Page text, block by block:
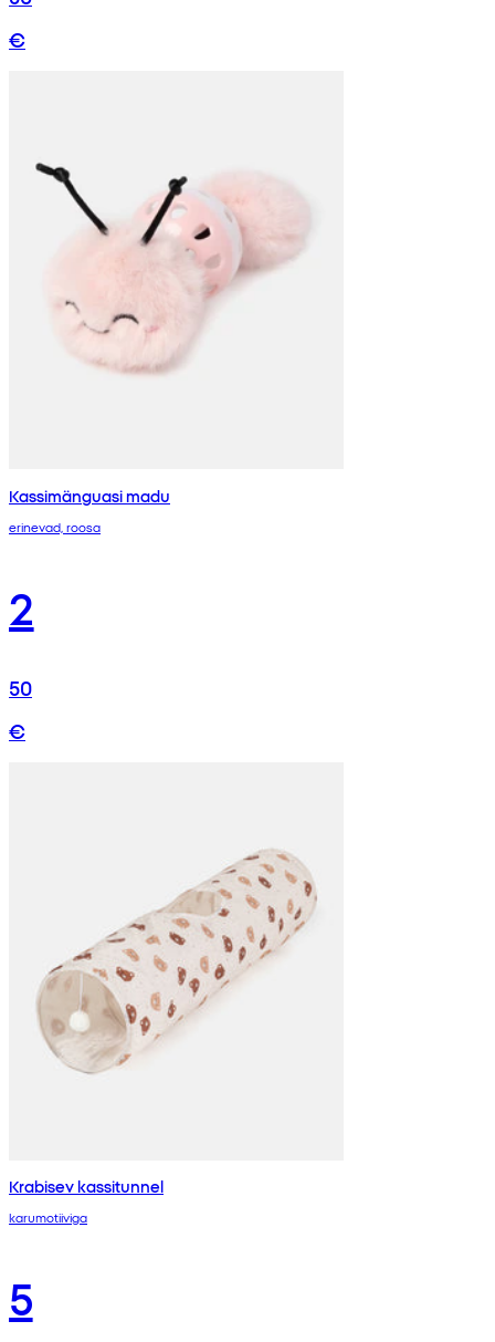
€
Kassimänguasi madu
erinevad, roosa
2
50
€
Krabisev kassitunnel
karumotiiviga
5